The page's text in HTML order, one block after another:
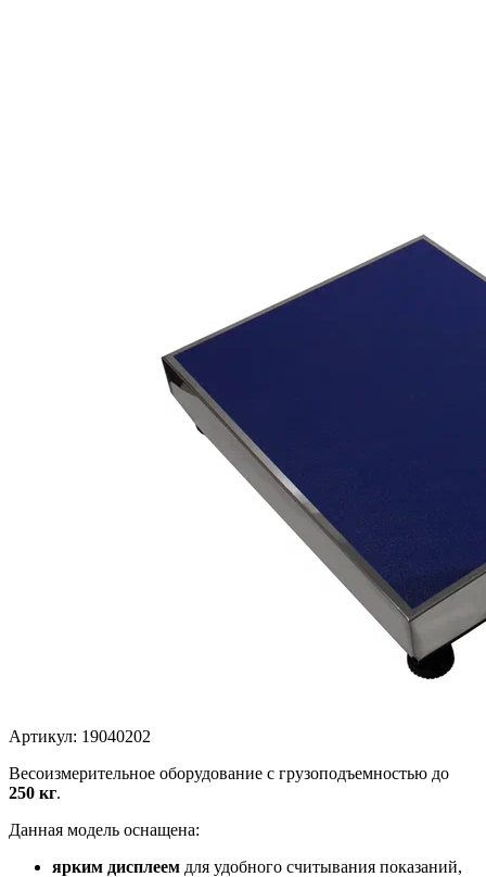
Артикул: 19040202
Весоизмерительное оборудование с грузоподъемностью до
250 кг.
Данная модель оснащена:
ярким дисплеем для удобного считывания показаний,